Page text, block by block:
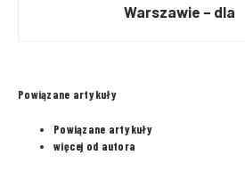
Warszawie – dla
Powiązane artykuły
Powiązane artykuły
więcej od autora